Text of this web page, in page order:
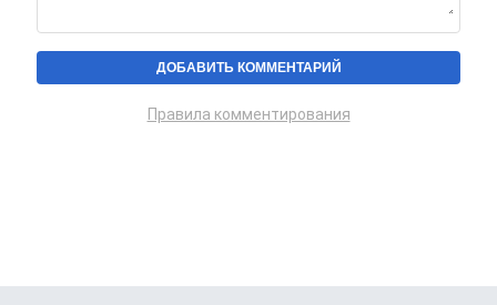
Правила комментирования